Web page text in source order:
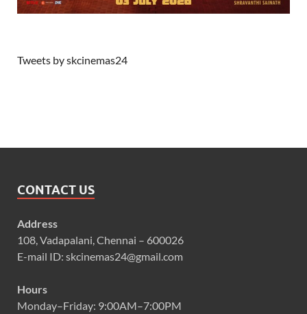
Tweets by skcinemas24
CONTACT US
Address
108, Vadapalani, Chennai – 600026
E-mail ID: skcinemas24@gmail.com
Hours
Monday–Friday: 9:00AM–7:00PM